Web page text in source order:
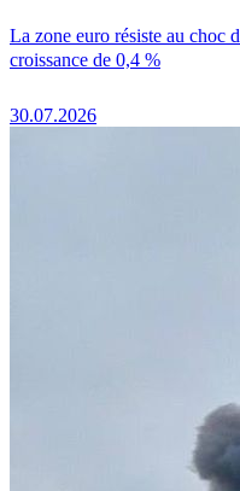
La zone euro résiste au choc
croissance de 0,4 %
30.07.2026